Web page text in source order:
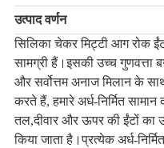
उत्पाद वर्णन
सिलिका चेकर मिट्टी आग रोक
सामग्री हैं।इसकी उच्च गुणवत्ता
और सर्वोत्तम अनाज मिलान के
करते हैं, हमारे अर्ध-निर्मित सामान
तल,दीवार और ऊपर की ईंटों का
किया जाता है।प्रत्येक अर्ध-